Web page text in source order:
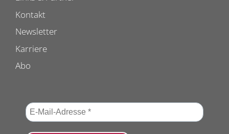
Kontakt
Newsletter
Karriere
Abo